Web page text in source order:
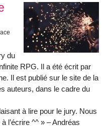
du
RPG. Il a été écrit par
Il est publié sur le site de la
auteurs, dans le cadre du
à lire pour le jury. Nous
l’écrire ^^ » – Andréas